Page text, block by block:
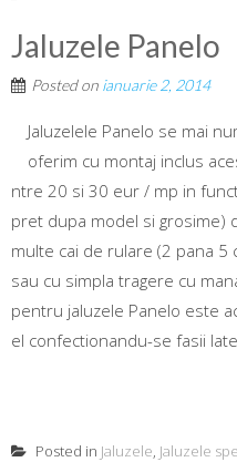
Jaluzele Panelo
Posted on ianuarie 2, 2014
Jaluzelele Panelo se mai
oferim cu montaj inclus
ntre 20 si 30 eur / mp in
pret dupa model si grosime)
multe cai de rulare (2 pana 5
sau cu simpla tragere cu
pentru jaluzele Panelo este
el confectionandu-se fasii
Posted in Jaluzele, Jaluzele